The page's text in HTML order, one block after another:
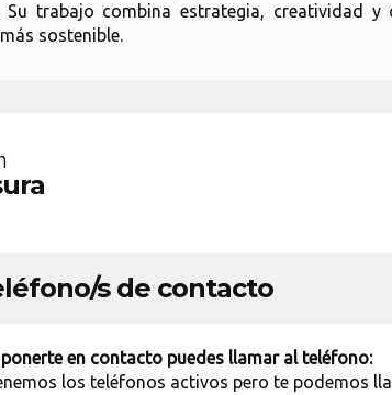
trabajo combina estrategia, creatividad y
sostenible.
s de contacto
ponerte en contacto puedes llamar al teléfono:
los teléfonos activos pero te podemos